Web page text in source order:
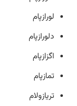
لورازپام
دلورازپام
اگزازپام
تمازپام
تریازولام